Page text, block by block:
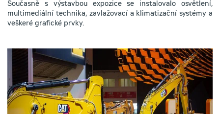
Současně s výstavbou expozice se instalovalo osvětlení,
multimediální technika, zavlažovací a klimatizační systémy a
veškeré grafické prvky.